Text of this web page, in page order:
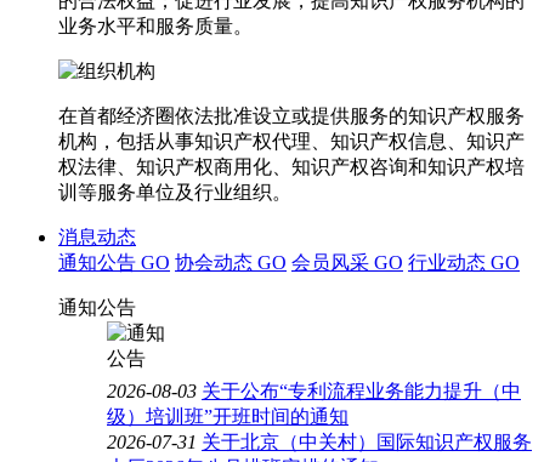
业务水平和服务质量。
在首都经济圈依法批准设立或提供服务的知识产权服务
机构，包括从事知识产权代理、知识产权信息、知识产
权法律、知识产权商用化、知识产权咨询和知识产权培
训等服务单位及行业组织。
消息动态
通知公告 GO 协会动态 GO 会员风采 GO 行业动态 GO
通知公告
2026-08-03 关于公布“专利流程业务能力提升（中
级）培训班”开班时间的通知
2026-07-31 关于北京（中关村）国际知识产权服务